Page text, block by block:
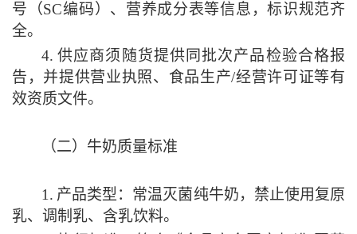
号（SC编码）、营养成分表等信息，标识规范齐
全。
4. 供应商须随货提供同批次产品检验合格报
告，并提供营业执照、食品生产/经营许可证等有
效资质文件。
（二）牛奶质量标准
1. 产品类型：常温灭菌纯牛奶，禁止使用复原
乳、调制乳、含乳饮料。